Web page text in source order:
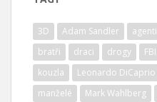
3D Adam Sandler agenti
bratři
draci drogy FBI
kouzla
Leonardo DiCaprio
manželé
Mark Wahlberg